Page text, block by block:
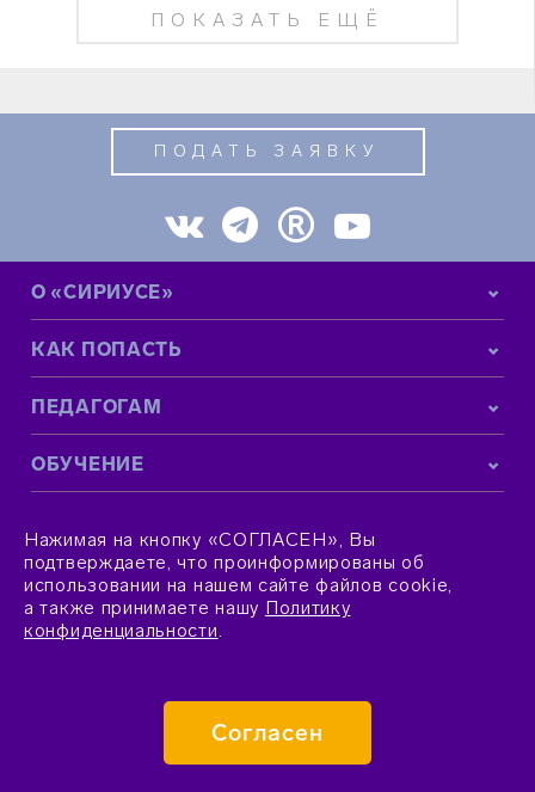
ПОКАЗАТЬ ЕЩЁ
ПОДАТЬ ЗАЯВКУ
О «СИРИУСЕ»
КАК ПОПАСТЬ
ПЕДАГОГАМ
ОБУЧЕНИЕ
Нажимая на кнопку «СОГЛАСЕН», Вы
подтверждаете, что проинформированы об
использовании на нашем сайте файлов cookie,
а также принимаете нашу Политику
конфиденциальности.
Согласен